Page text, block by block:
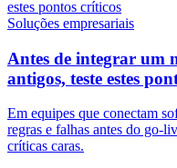
Soluções empresariais
Antes de integrar um
antigos, teste estes
Em equipes que conectam
regras e falhas antes do go-
críticas caras.